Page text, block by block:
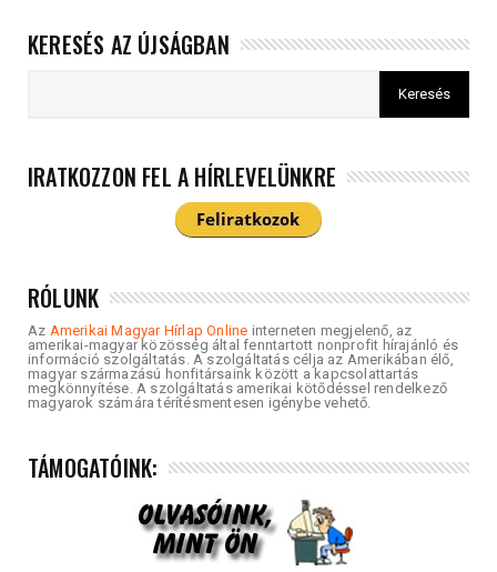
KERESÉS AZ ÚJSÁGBAN
IRATKOZZON FEL A HÍRLEVELÜNKRE
RÓLUNK
Az Amerikai Magyar Hírlap Online interneten megjelenő, az
amerikai-magyar közösség által fenntartott nonprofit hírajánló és
információ szolgáltatás. A szolgáltatás célja az Amerikában élő,
magyar származású honfitársaink között a kapcsolattartás
megkönnyítése. A szolgáltatás amerikai kötődéssel rendelkező
magyarok számára térítésmentesen igénybe vehető.
TÁMOGATÓINK: